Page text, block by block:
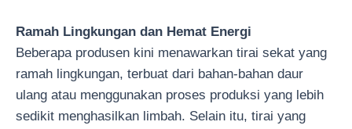
Ramah Lingkungan dan Hemat Energi
Beberapa produsen kini menawarkan tirai sekat yang
ramah lingkungan, terbuat dari bahan-bahan daur
ulang atau menggunakan proses produksi yang lebih
sedikit menghasilkan limbah. Selain itu, tirai yang